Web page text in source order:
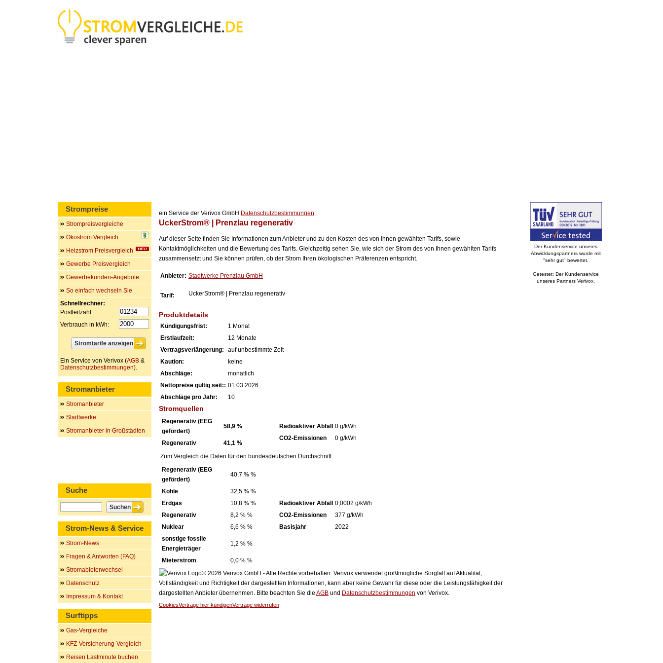
ein Service der Verivox GmbH Datenschutzbestimmungen;
UckerStrom® | Prenzlau regenerativ
Auf dieser Seite finden Sie Informationen zum Anbieter und zu den Kosten des von Ihnen gewählten Tarifs, sowie
Kontaktmöglichkeiten und die Bewertung des Tarifs. Gleichzeitig sehen Sie, wie sich der Strom des von Ihnen gewählten Tarifs
zusammensetzt und Sie können prüfen, ob der Strom Ihren ökologischen Präferenzen entspricht.
Anbieter: Stadtwerke Prenzlau GmbH
Tarif: UckerStrom® | Prenzlau regenerativ
Produktdetails
Kündigungsfrist:
1 Monat
Erstlaufzeit:
12 Monate
Vertragsverlängerung:
auf unbestimmte Zeit
Kaution:
keine
Abschläge:
monatlich
Nettopreise gültig seit:: 01.03.2026
Abschläge pro Jahr:
10
Stromquellen
Regenerativ (EEG
gefördert)
58,9 %
Regenerativ 41,1 %
Radioaktiver Abfall
0 g/kWh
CO2-Emissionen
0 g/kWh
Zum Vergleich die Daten für den bundesdeutschen Durchschnitt:
Regenerativ (EEG
gefördert)
40,7 % %
Kohle
32,5 % %
Erdgas
10,8 % %
Regenerativ
8,2 % %
Nuklear
6,6 % %
sonstige fossile
Energieträger
1,2 % %
Mieterstrom 0,0 % %
Radioaktiver Abfall
0,0002 g/kWh
CO2-Emissionen
377 g/kWh
Basisjahr
2022
© 2026 Verivox GmbH - Alle Rechte vorbehalten. Verivox verwendet größtmögliche Sorgfalt auf Aktualität,
Vollständigkeit und Richtigkeit der dargestellten Informationen, kann aber keine Gewähr für diese oder die Leistungsfähigkeit der
dargestellten Anbieter übernehmen. Bitte beachten Sie die AGB und Datenschutzbestimmungen von Verivox.
CookiesVerträge hier kündigenVerträge widerrufen
Strompreise
Strompreisvergleiche
Ökostrom Vergleich
Heizstrom Preisvergleich
Gewerbe Preisvergleich
Gewerbekunden-Angebote
So einfach wechseln Sie
Schnellrechner:
Postleitzahl:
Verbrauch in kWh:
Ein Service von Verivox (AGB &
Datenschutzbestimmungen).
Stromanbieter
Stromanbieter
Stadtwerke
Stromanbieter in Großstädten
Suche
Strom-News & Service
Strom-News
Fragen & Antworten (FAQ)
Stromabieterwechsel
Datenschutz
Impressum & Kontakt
Surftipps
Gas-Vergleiche
KFZ-Versicherung-Vergleich
Reisen Lastminute buchen
Der Kundenservice unseres
Abwicklungspartners wurde mit
"sehr gut" bewertet.
Getestet: Der Kundenservice
unseres Partners Verivox.